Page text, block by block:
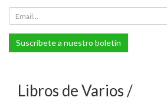
Suscríbete a nuestro boletín
Libros de Varios